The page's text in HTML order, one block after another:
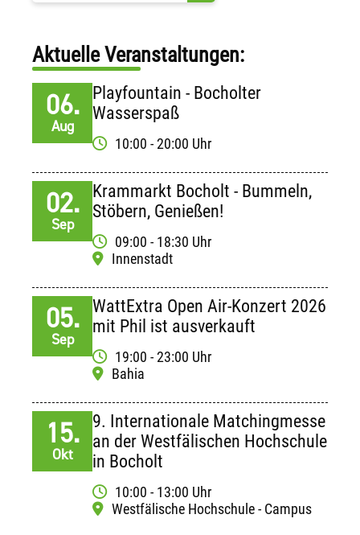
Aktuelle Veranstaltungen:
06.
Aug
Playfountain - Bocholter
Wasserspaß
10:00 - 20:00 Uhr
02.
Sep
Krammarkt Bocholt - Bummeln,
Stöbern, Genießen!
09:00 - 18:30 Uhr
Innenstadt
05.
Sep
WattExtra Open Air-Konzert 2026
mit Phil ist ausverkauft
19:00 - 23:00 Uhr
Bahia
15.
Okt
9. Internationale Matchingmesse
an der Westfälischen Hochschule
in Bocholt
10:00 - 13:00 Uhr
Westfälische Hochschule - Campus